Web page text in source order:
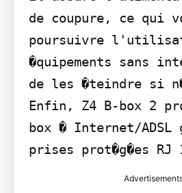
de coupure, ce qui
poursuivre
�quipements sans
de les �teindre si
Enfin, Z4 B-box 2
box � Internet/ADSL
prises prot�g�es RJ